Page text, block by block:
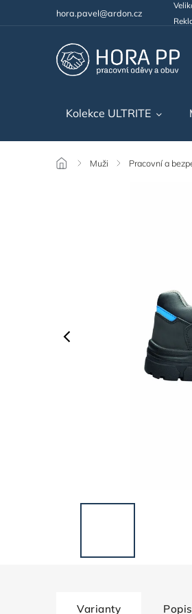
hora.pavel@ardon.cz
Kolekce ULTRITE
/ Muži / Pracovní a
Varianty Popis